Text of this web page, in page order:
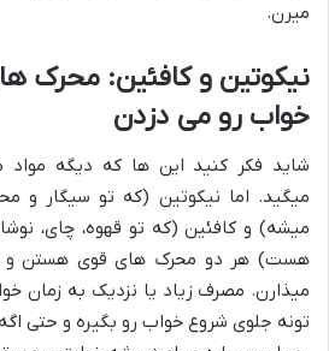
میرن.
نیکوتین و کافئین: محرک
خواب رو می دزدن
شاید فکر کنید این ها که دیگه
میگید. اما نیکوتین (که تو سیگار و
میشه) و کافئین (که تو قهوه، چای،
هست) هر دو محرک های قوی هستن و
میذارن. مصرف زیاد یا نزدیک به زمان
تونه جلوی شروع خواب رو بگیره و حتی